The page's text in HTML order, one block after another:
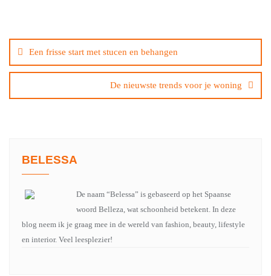
navigatie
Een frisse start met stucen en behangen
De nieuwste trends voor je woning
BELESSA
De naam “Belessa” is gebaseerd op het Spaanse
woord Belleza, wat schoonheid betekent. In deze
blog neem ik je graag mee in de wereld van fashion, beauty, lifestyle
en interior. Veel leesplezier!